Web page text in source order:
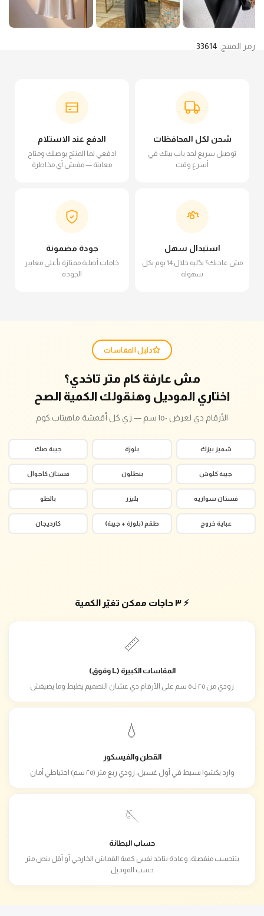
رمز المنتج: 33614
شحن لكل المحافظات
توصيل سريع لحد باب بيتك في
أسرع وقت
الدفع عند الاستلام
ادفعي لما المنتج يوصلك ومتاح
معاينة — مفيش أي مخاطرة
استبدال سهل
مش عاجبك؟ بدّليه خلال 14 يوم بكل
سهولة
جودة مضمونة
خامات أصلية ممتازة بأعلى معايير
الجودة
دليل المقاسات
مش عارفة كام متر تاخدي؟
اختاري الموديل وهنقولك الكمية الصح
الأرقام دي لعرض ١٥٠ سم — زي كل أقمشة ماهيتاب.كوم
شميز بيزك بلوزة جيبة صك
جيبة كلوش بنطلون فستان كاجوال
فستان سواريه بليزر بالطو
عباية خروج طقم (بلوزة + جيبة) كارديجان
⚡ ٣ حاجات ممكن تغيّر الكمية
📏
المقاسات الكبيرة (L وفوق)
زودي من ٢٥ لـ٥٠ سم على الأرقام دي عشان التصميم يظبط وما يضيقش
💧
القطن والفيسكوز
وارد يكشوا بسيط في أول غسيل، زودي ربع متر (٢٥ سم) احتياطي أمان
🪡
حساب البطانة
بتتحسب منفصلة، وعادة بتاخد نفس كمية القماش الخارجي أو أقل بنص متر
حسب الموديل